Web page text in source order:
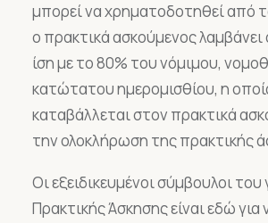
μπορεί να χρηματοδοτηθεί από
ο πρακτικά ασκούμενος
ίση με το 80% του νόμιμου,
κατώτατου ημερομισθίου, η
καταβάλλεται στον πρακτικά
την ολοκλήρωση της πρακτικής
Οι εξειδικευμένοι σύμβουλοι του
Πρακτικής Άσκησης είναι εδώ